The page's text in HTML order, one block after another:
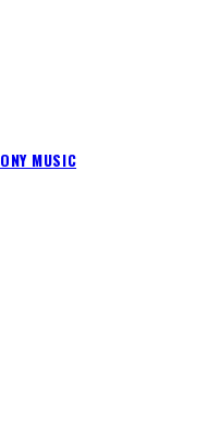
MUSIC